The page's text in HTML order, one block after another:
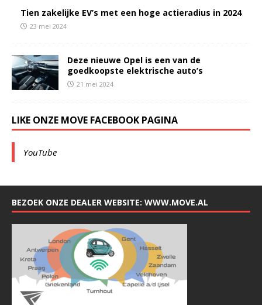
Tien zakelijke EV’s met een hoge actieradius in 2024
23 mei 2024
Deze nieuwe Opel is een van de
goedkoopste elektrische auto’s
21 mei 2024
LIKE ONZE MOVE FACEBOOK PAGINA
YouTube
BEZOEK ONZE DEALER WEBSITE: WWW.MOVE.AL